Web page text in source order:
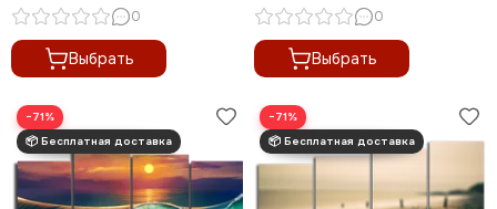
0
Выбрать
0
Выбрать
−71% −71%